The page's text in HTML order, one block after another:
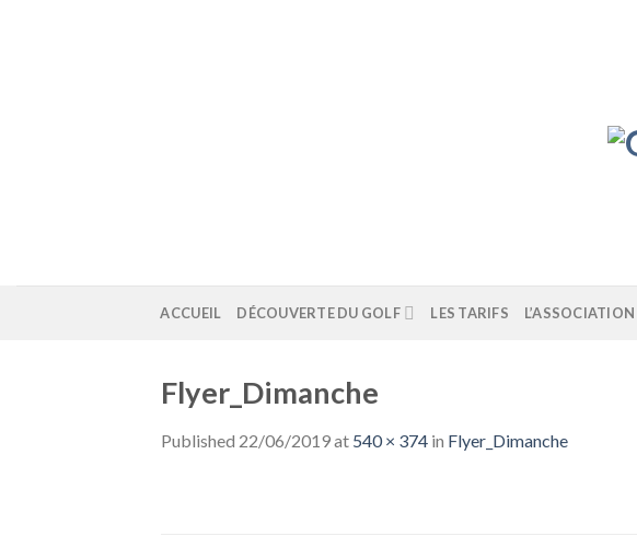
ACCUEIL DÉCOUVERTE DU GOLF LES TARIFS L’ASSOCIATION
Flyer_Dimanche
Published 22/06/2019at 540 × 374 in Flyer_Dimanche